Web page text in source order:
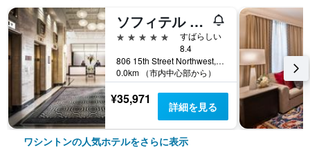
ソフィテル ラファイエット スクエア ワシントン DC
5つ星
すばらしい
8.4
806 15th Street Northwest, ワシントン, DC, アメリカ合衆国
0.0km （市内中心部から）
¥35,971 詳細を見る
ワシントンの人気ホテルをさらに表示